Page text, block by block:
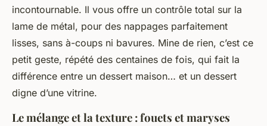
incontournable. Il vous offre un contrôle total sur la
lame de métal, pour des nappages parfaitement
lisses, sans à-coups ni bavures. Mine de rien, c’est ce
petit geste, répété des centaines de fois, qui fait la
différence entre un dessert maison… et un dessert
digne d’une vitrine.
Le mélange et la texture : fouets et maryses